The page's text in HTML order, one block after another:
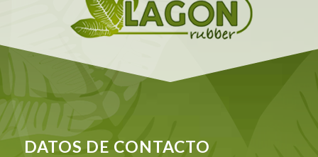
DATOS DE CONTACTO